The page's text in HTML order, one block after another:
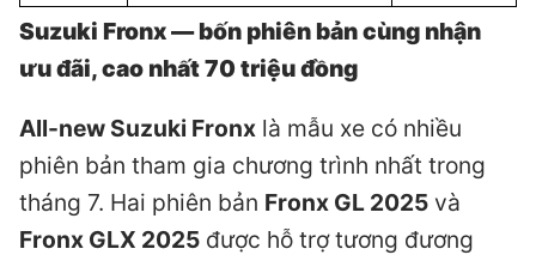
Suzuki Fronx — bốn phiên bản cùng nhận
ưu đãi, cao nhất 70 triệu đồng
All-new Suzuki Fronx là mẫu xe có nhiều
phiên bản tham gia chương trình nhất trong
tháng 7. Hai phiên bản Fronx GL 2025 và
Fronx GLX 2025 được hỗ trợ tương đương